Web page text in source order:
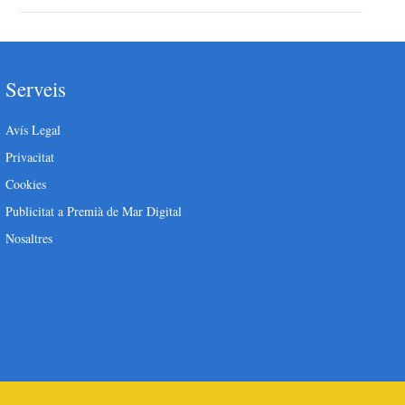
Serveis
Avís Legal
Privacitat
Cookies
Publicitat a Premià de Mar Digital
Nosaltres